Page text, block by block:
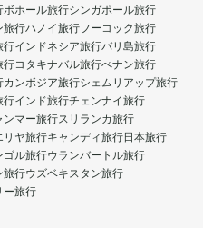
ボホール旅行シンガポール旅行
旅行ハノイ旅行フーコック旅行
行インドネシア旅行バリ島旅行
行コタキナバル旅行ぺナン旅行
カンボジア旅行シェムリアップ旅行
行インド旅行チェンナイ旅行
ンマー旅行スリランカ旅行
リヤ旅行キャンディ旅行日本旅行
ゴル旅行ウランバートル旅行
旅行ウズベキスタン旅行
ー旅行